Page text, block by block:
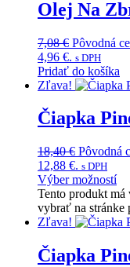
Olej Na
7,08€ Pôvodná
4,96 €. s DPH
Pridať do košíka
Zľava!
Čiapka
18,40€ Pôvodná
12,88 €. s DPH
Výber možností
Tento produkt má
vybrať na stránke
Zľava!
Čiapka